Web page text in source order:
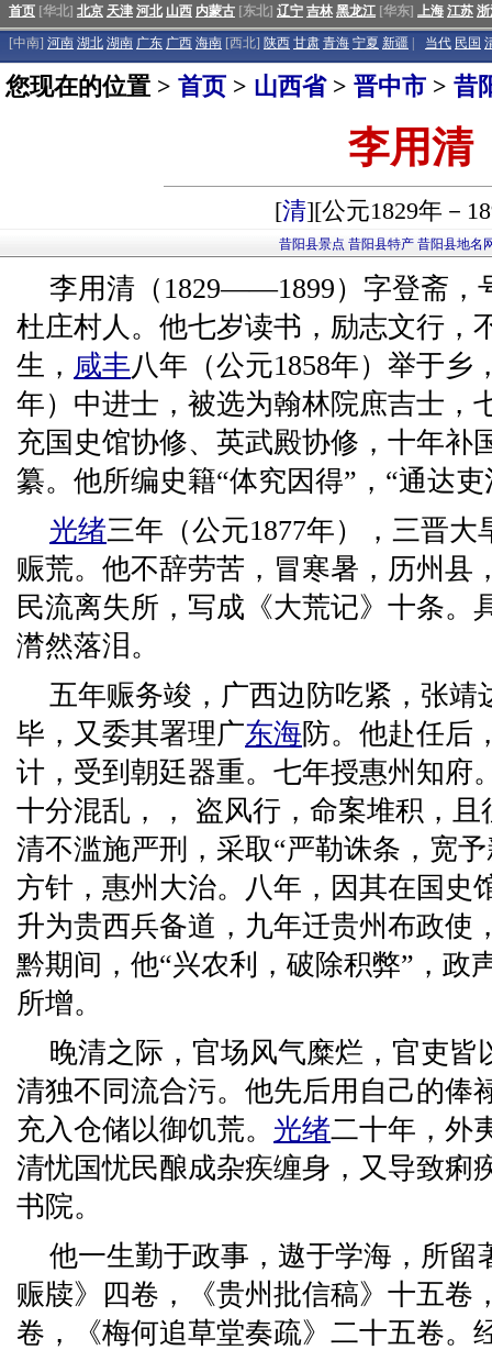
首页 [华北] 北京 天津 河北 山西 内蒙古 [东北] 辽宁 吉林 黑龙江 [华东] 上海 江苏
[中南] 河南 湖北 湖南 广东 广西 海南 [西北] 陕西 甘肃 青海 宁夏 新疆 当代 民国
您现在的位置 > 首页 > 山西省> 晋中市 > 昔
李用清
[清][公元1829年－
昔阳县景点 昔阳县特产 昔阳县地名
李用清（1829——1899）字登斋，
杜庄村人。他七岁读书，励志文行，
生， 咸丰八年（公元1858年）举于乡
年）中进士，被选为翰林院庶吉士，
充国史馆协修、英武殿协修，十年补
纂。他所编史籍“体究因得”，“通达
光绪三年（公元1877年），三晋
赈荒。他不辞劳苦，冒寒暑，历州县
民流离失所，写成《大荒记》十条。
潸然落泪。
五年赈务竣，广西边防吃紧，张靖
毕，又委其署理广东海防。他赴任后
计，受到朝廷器重。七年授惠州知府
十分混乱，， 盗风行，命案堆积，
清不滥施严刑，采取“严勒诛条，宽
方针，惠州大治。八年，因其在国史
升为贵西兵备道，九年迁贵州布政使
黔期间，他“兴农利，破除积弊”，政
所增。
晚清之际，官场风气糜烂，官吏皆
清独不同流合污。他先后用自己的俸
充入仓储以御饥荒。 光绪二十年，外
清忧国忧民酿成杂疾缠身，又导致痢
书院。
他一生勤于政事，遨于学海，所留
赈牍》四卷，《贵州批信稿》十五卷
卷，《梅何追草堂奏疏》二十五卷。